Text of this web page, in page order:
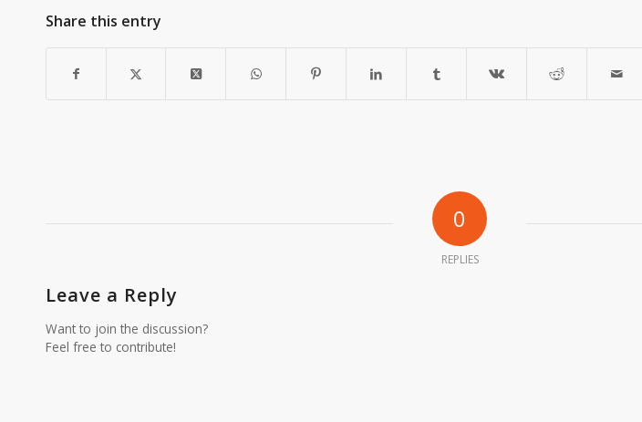
Share this entry
0
REPLIES
Leave a Reply
Want to join the discussion?
Feel free to contribute!